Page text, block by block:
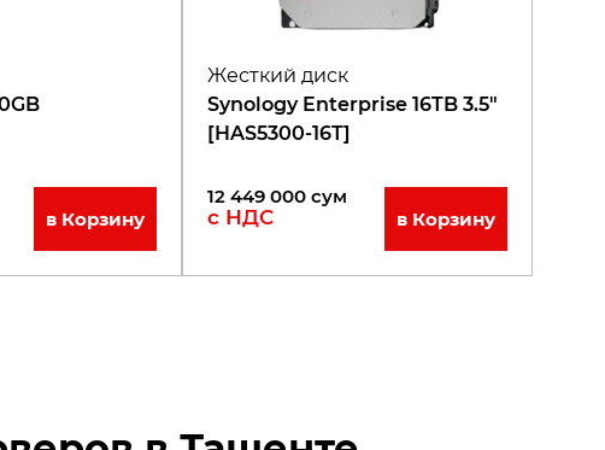
в Корзину
Жесткий диск
Synology Enterprise 16TB 3.5"
[HAS5300-16T]
12 449 000 сум
с НДС в Корзину